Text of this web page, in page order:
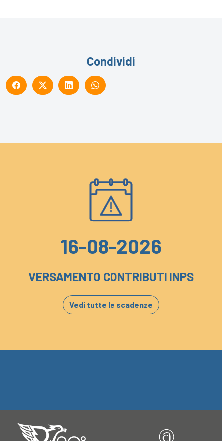
Condividi
16-08-2026
VERSAMENTO CONTRIBUTI INPS
Vedi tutte le scadenze